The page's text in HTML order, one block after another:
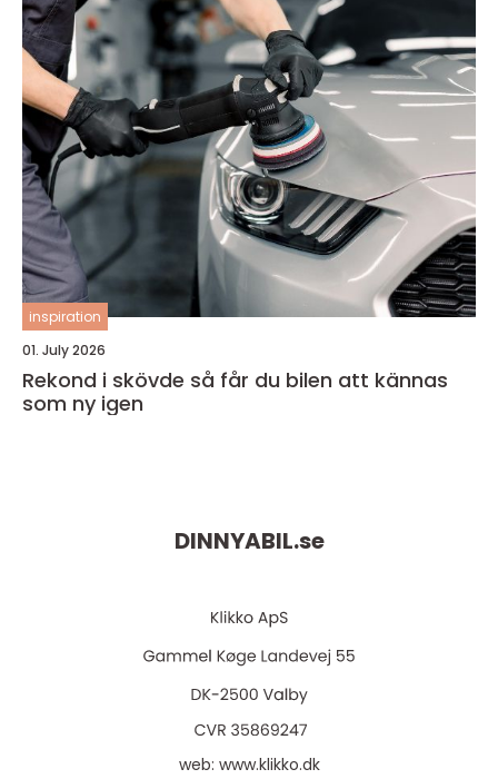
inspiration
01. July 2026
Rekond i skövde så får du bilen att kännas
som ny igen
DINNYABIL.se
web: www.klikko.dk